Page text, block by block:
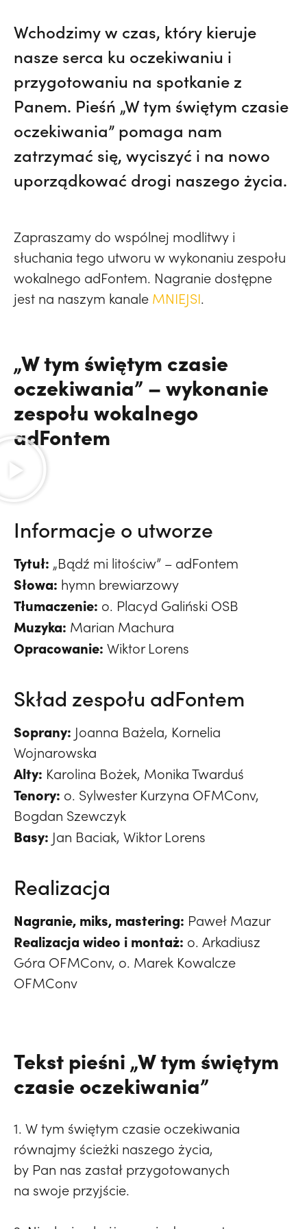
Wchodzimy w czas, który kieruje
nasze serca ku oczekiwaniu i
przygotowaniu na spotkanie z
Panem. Pieśń „W tym świętym czasie
oczekiwania” pomaga nam
zatrzymać się, wyciszyć i na nowo
uporządkować drogi naszego życia.
Zapraszamy do wspólnej modlitwy i
słuchania tego utworu w wykonaniu zespołu
wokalnego adFontem. Nagranie dostępne
jest na naszym kanale MNIEJSI.
„W tym świętym czasie
oczekiwania” – wykonanie
zespołu wokalnego
adFontem
Informacje o utworze
Tytuł: „Bądź mi litościw” – adFontem
Słowa: hymn brewiarzowy
Tłumaczenie: o. Placyd Galiński OSB
Muzyka: Marian Machura
Opracowanie: Wiktor Lorens
Skład zespołu adFontem
Soprany: Joanna Bażela, Kornelia
Wojnarowska
Alty: Karolina Bożek, Monika Twarduś
Tenory: o. Sylwester Kurzyna OFMConv,
Bogdan Szewczyk
Basy: Jan Baciak, Wiktor Lorens
Realizacja
Nagranie, miks, mastering: Paweł Mazur
Realizacja wideo i montaż: o. Arkadiusz
Góra OFMConv, o. Marek Kowalcze
OFMConv
Tekst pieśni „W tym świętym
czasie oczekiwania”
1. W tym świętym czasie oczekiwania
równajmy ścieżki naszego życia,
by Pan nas zastał przygotowanych
na swoje przyjście.